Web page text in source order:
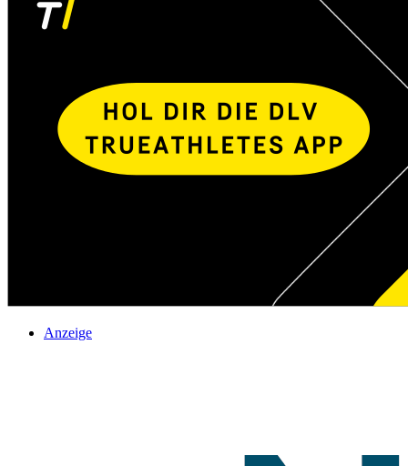
Anzeige